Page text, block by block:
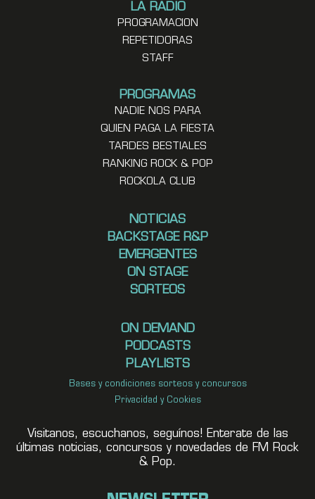
LA RADIO
PROGRAMACION
REPETIDORAS
STAFF
PROGRAMAS
NADIE NOS PARA
QUIEN PAGA LA FIESTA
TARDES BESTIALES
RANKING ROCK & POP
ROCKOLA CLUB
NOTICIAS
BACKSTAGE R&P
EMERGENTES
ON STAGE
SORTEOS
ON DEMAND
PODCASTS
PLAYLISTS
Bases y condiciones sorteos y concursos
Privacidad y Cookies
Visitanos, escuchanos, seguínos! Enterate de las
últimas noticias, concursos y novedades de FM Rock
& Pop.